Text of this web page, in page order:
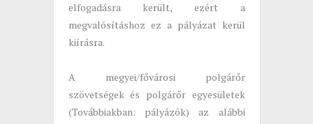
elfogadásra került, ezért a
megvalósításhoz ez a pályázat kerül
kiírásra.
A megyei/fővárosi polgárőr
szövetségek és polgárőr egyesületek
(Továbbiakban: pályázók) az alábbi